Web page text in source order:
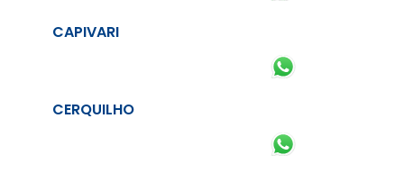
CAPIVARI
CERQUILHO